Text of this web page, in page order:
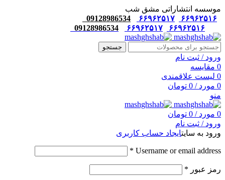
موسسه انتشاراتی مشق شب
۶۶۹۶۲۵۱۶
۶۶۹۶۲۵۱۷
09128986534
۶۶۹۶۲۵۱۶
۶۶۹۶۲۵۱۷ 09128986534
جستجو
ورود / ثبت نام
0 مقایسه
0 لیست علاقمندی
0 مورد /
0 تومان
منو
0 مورد /
0 تومان
ورود / ثبت نام
ورود به سایتایجاد حساب کاربری
Username or email address
*
رمز عبور *